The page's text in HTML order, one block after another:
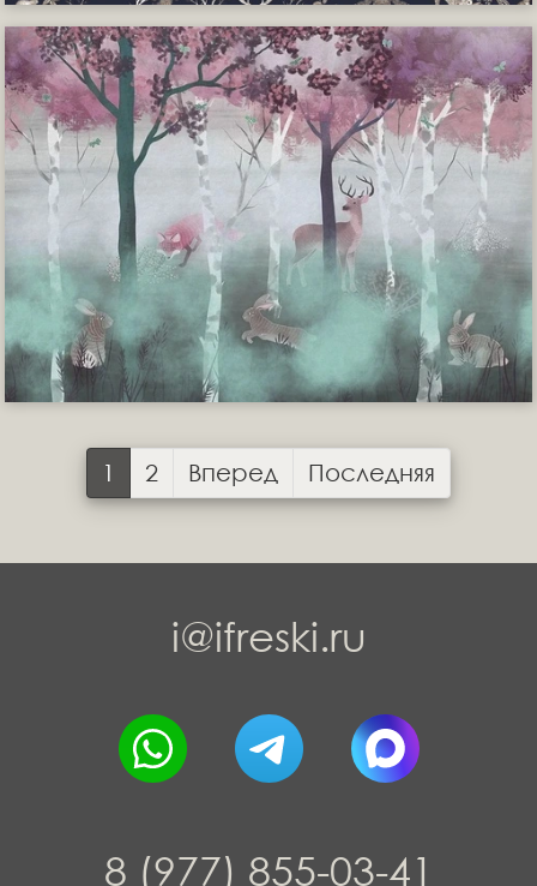
1 2 Вперед Последняя
i@ifreski.ru
8 (977) 855-03-41